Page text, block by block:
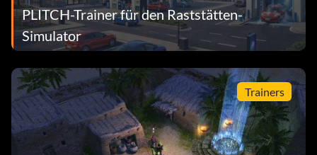
PLITCH-Trainer für den Raststätten-
Simulator
Trainers